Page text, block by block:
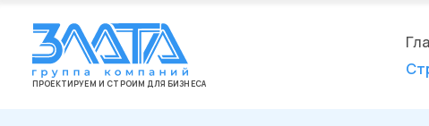
ПРОЕКТИРУЕМ И СТРОИМ ДЛЯ БИЗНЕСА